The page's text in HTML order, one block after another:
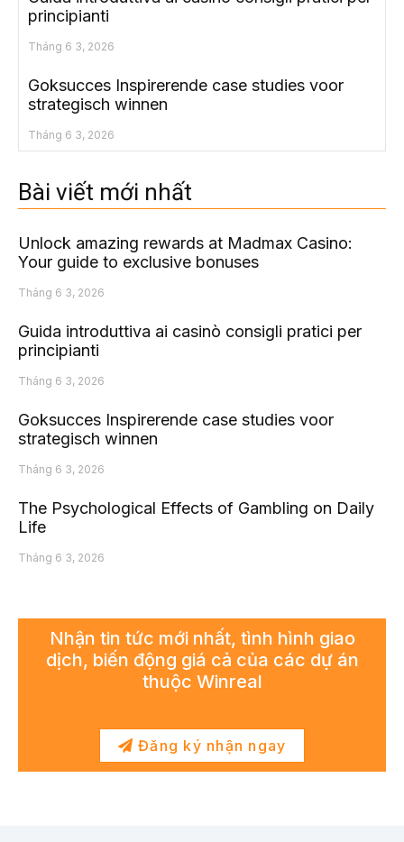
principianti
Tháng 6 3, 2026
Goksucces Inspirerende case studies voor
strategisch winnen
Tháng 6 3, 2026
Bài viết mới nhất
Unlock amazing rewards at Madmax Casino:
Your guide to exclusive bonuses
Tháng 6 3, 2026
Guida introduttiva ai casinò consigli pratici per
principianti
Tháng 6 3, 2026
Goksucces Inspirerende case studies voor
strategisch winnen
Tháng 6 3, 2026
The Psychological Effects of Gambling on Daily
Life
Tháng 6 3, 2026
Nhận tin tức mới nhất, tình hình giao
dịch, biến động giá cả của các dự án
thuộc Winreal
Đăng ký nhận ngay